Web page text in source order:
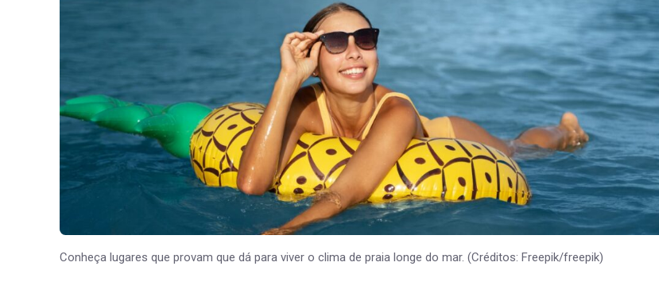
Conheça lugares que provam que dá para viver o clima de praia longe do mar. (Créditos: Freepik/freepik)